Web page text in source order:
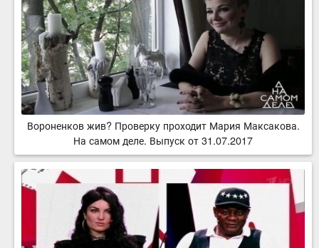
Вороненков жив? Проверку проходит Мария Максакова.
На самом деле. Выпуск от 31.07.2017